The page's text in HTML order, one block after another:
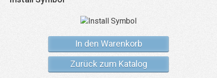
In den Warenkorb
Zurück zum Katalog